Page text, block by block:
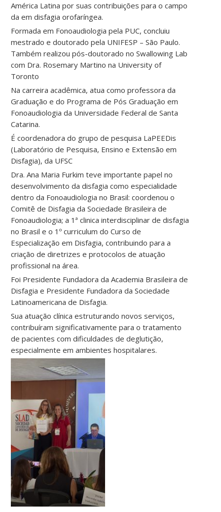
América Latina por suas contribuições para o campo
da em disfagia orofaríngea.
Formada em Fonoaudiologia pela PUC, concluiu
mestrado e doutorado pela UNIFESP – São Paulo.
Também realizou pós-doutorado no Swallowing Lab
com Dra. Rosemary Martino na University of
Toronto
Na carreira acadêmica, atua como professora da
Graduação e do Programa de Pós Graduação em
Fonoaudiologia da Universidade Federal de Santa
Catarina.
É coordenadora do grupo de pesquisa LaPEEDis
(Laboratório de Pesquisa, Ensino e Extensão em
Disfagia), da UFSC
Dra. Ana Maria Furkim teve importante papel no
desenvolvimento da disfagia como especialidade
dentro da Fonoaudiologia no Brasil: coordenou o
Comitê de Disfagia da Sociedade Brasileira de
Fonoaudiologia; a 1ª clinica interdisciplinar de disfagia
no Brasil e o 1º curriculum do Curso de
Especialização em Disfagia, contribuindo para a
criação de diretrizes e protocolos de atuação
profissional na área.
Foi Presidente Fundadora da Academia Brasileira de
Disfagia e Presidente Fundadora da Sociedade
Latinoamericana de Disfagia.
Sua atuação clínica estruturando novos serviços,
contribuíram significativamente para o tratamento
de pacientes com dificuldades de deglutição,
especialmente em ambientes hospitalares.